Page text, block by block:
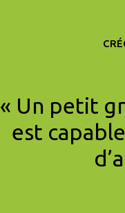
« Un petit
est